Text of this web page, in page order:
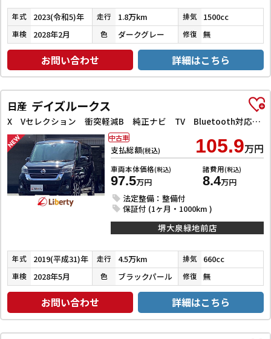
年式 2023(令和5)年 走行 1.8万km 排気 1500cc
車検 2028年2月 色 ダークグレー 修復 無
お問い合わせ 詳細はこちら
日産 デイズルークス
X Vセレクション 衝突軽減B 純正ナビ TV Bluetooth対応 アラウンドビューモニター 両側自動ドア 革巻きステアリング HIDヘッドライト フォグライト スマートキー プッシュスタート アイドリングストップ
支払総額(税込) 105.9万円
車両本体価格(税込)
97.5万円
諸費用(税込)
8.4万円
法定整備：整備付
保証付 (1ヶ月・1000km )
中古車
堺大泉緑地前店
年式 2019(平成31)年 走行 4.5万km 排気 660cc
車検 2028年5月 色 ブラックパール 修復 無
お問い合わせ 詳細はこちら